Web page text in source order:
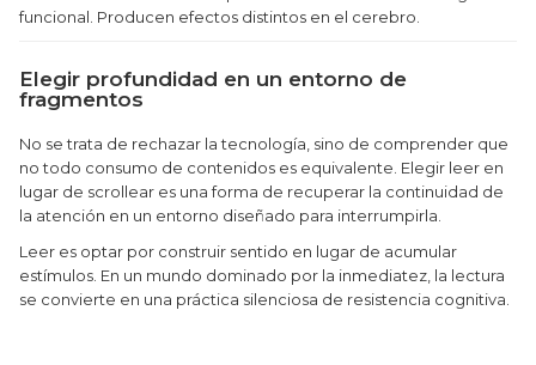
funcional. Producen efectos distintos en el cerebro.
Elegir profundidad en un entorno de
fragmentos
No se trata de rechazar la tecnología, sino de comprender que
no todo consumo de contenidos es equivalente. Elegir leer en
lugar de scrollear es una forma de recuperar la continuidad de
la atención en un entorno diseñado para interrumpirla.
Leer es optar por construir sentido en lugar de acumular
estímulos. En un mundo dominado por la inmediatez, la lectura
se convierte en una práctica silenciosa de resistencia cognitiva.